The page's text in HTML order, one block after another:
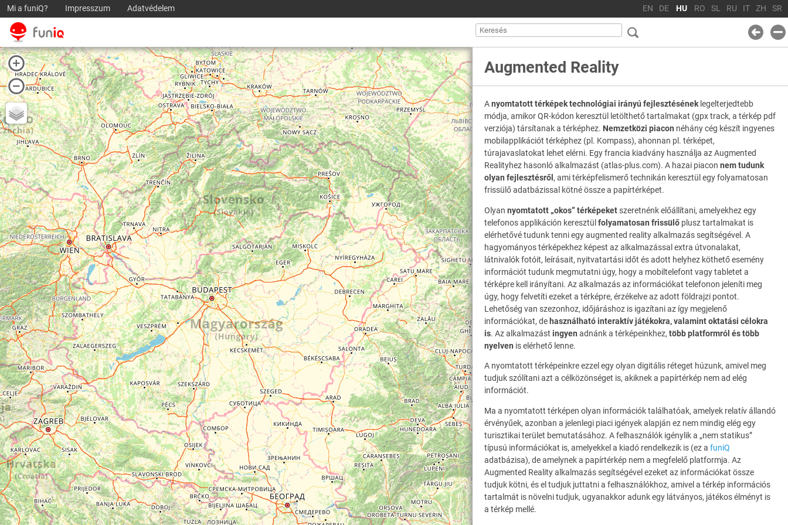
Mi a funiQ? Impresszum Adatvédelem EN DE HU RO SL RU IT ZH SR
Augmented Reality
Anyomtatott térképek technológiai irányú fejlesztésének legelterjedtebb
módja, amikor QR-kódon keresztül letölthető tartalmakat (gpx track, a térkép pdf
verziója) társítanak a térképhez. Nemzetközi piacon néhány cég készít ingyenes
mobilapplikációt térképhez (pl. Kompass), ahonnan pl. térképet,
túrajavaslatokat lehet elérni. Egy francia kiadvány használja az Augmented
Realityhez hasonló alkalmazást (atlas-plus.com). A hazai piaconnem tudunk
olyan fejlesztésről , ami térképfelismerő technikán keresztül egy folyamatosan
frissülő adatbázissal kötné össze a papírtérképet.
Olyannyomtatott „okos” térképeketszeretnénk előállítani, amelyekhez egy
telefonos applikáción keresztülfolyamatosan frissülő plusz tartalmakat is
elérhetővé tudunk tenni egy augmented reality alkalmazás segítségével. A
hagyományos térképekhez képest az alkalmazással extra útvonalakat,
látnivalók fotóit, leírásait, nyitvatartási időt és adott helyhez köthető esemény
információt tudunk megmutatni úgy, hogy a mobiltelefont vagy tabletet a
térképre kell irányítani. Az alkalmazás az információkat telefonon jeleníti meg
úgy, hogy felvetíti ezeket a térképre, érzékelve az adott földrajzi pontot.
Lehetőség van szezonhoz, időjáráshoz is igazítani az így megjelenő
információkat, dehasználható interaktív játékokra, valamint oktatási célokra
is. Az alkalmazástingyenadnánk a térképeinkhez,több platformról és több
nyelven is elérhető lenne.
A nyomtatott térképeinkre ezzel egy olyan digitális réteget húzunk, amivel meg
tudjuk szólítani azt a célközönséget is, akiknek a papírtérkép nem ad elég
információt.
Ma a nyomtatott térképen olyan információk találhatóak, amelyek relatív állandó
érvényűek, azonban a jelenlegi piaci igények alapján ez nem mindig elég egy
turisztikai terület bemutatásához. A felhasználók igénylik a „nem statikus”
típusú információkat is, amelyekkel a kiadó rendelkezik is (ez afuniQ
adatbázisa), de amelynek a papírtérkép nem a megfelelő platformja. Az
Augmented Reality alkalmazás segítségével ezeket az információkat össze
tudjuk kötni, és el tudjuk juttatni a felhasználókhoz, amivel a térkép információs
tartalmát is növelni tudjuk, ugyanakkor adunk egy látványos, játékos élményt is
a térkép mellé.